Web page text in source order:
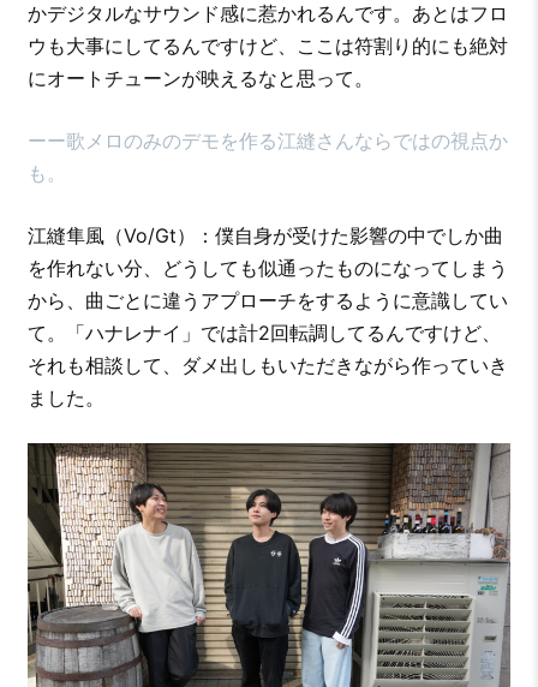
かデジタルなサウンド感に惹かれるんです。あとはフロ
ウも大事にしてるんですけど、ここは符割り的にも絶対
にオートチューンが映えるなと思って。
ーー歌メロのみのデモを作る江縫さんならではの視点か
も。
江縫隼風（Vo/Gt）：僕自身が受けた影響の中でしか曲
を作れない分、どうしても似通ったものになってしまう
から、曲ごとに違うアプローチをするように意識してい
て。「ハナレナイ」では計2回転調してるんですけど、
それも相談して、ダメ出しもいただきながら作っていき
ました。